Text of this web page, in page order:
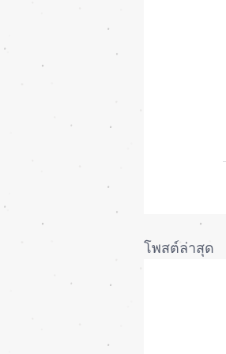
โพสต์ล่าสุด